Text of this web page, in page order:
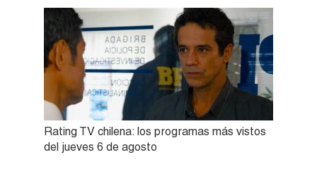
Rating TV chilena: los programas más vistos
del jueves 6 de agosto